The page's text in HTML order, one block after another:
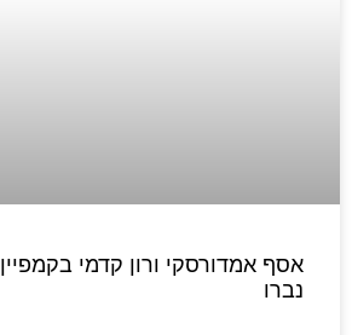
אסף אמדורסקי ורון קדמי
נברו